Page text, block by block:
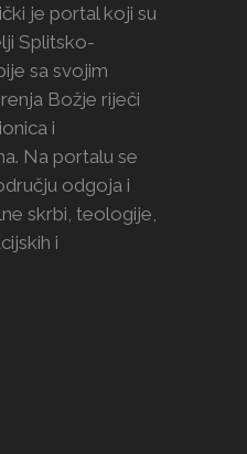
je portal koji su
Splitsko-
sa svojim
Božje riječi
i
Na portalu se
odgoja i
skrbi, teologije,
i